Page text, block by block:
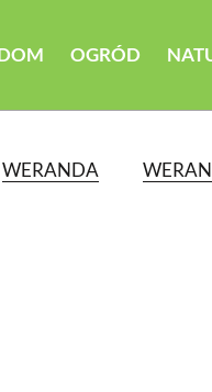
OGRÓD
WERANDA